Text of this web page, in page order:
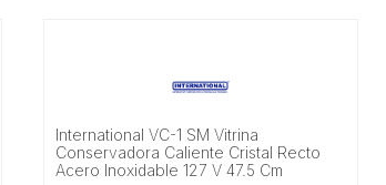
International VC-1 SM Vitrina
Conservadora Caliente Cristal Recto
Acero Inoxidable 127 V 47.5 Cm